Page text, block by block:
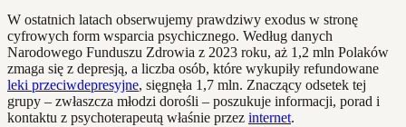
W ostatnich latach obserwujemy prawdziwy exodus w stronę
cyfrowych form wsparcia psychicznego. Według danych
Narodowego Funduszu Zdrowia z 2023 roku, aż 1,2 mln Polaków
zmaga się z depresją, a liczba osób, które wykupiły refundowane
leki przeciwdepresyjne, sięgnęła 1,7 mln. Znaczący odsetek tej
grupy – zwłaszcza młodzi dorośli – poszukuje informacji, porad i
kontaktu z psychoterapeutą właśnie przez internet.